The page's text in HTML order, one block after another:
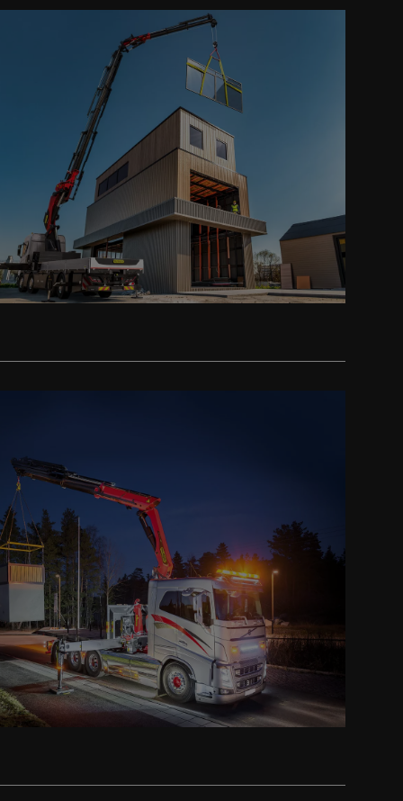
PrevNext